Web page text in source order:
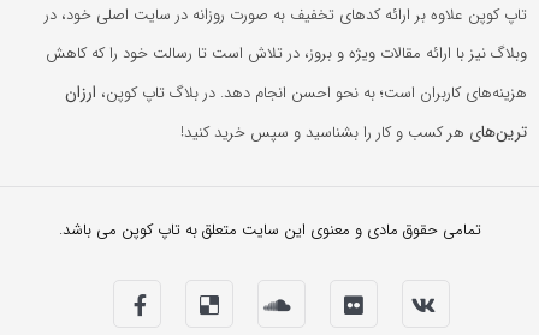
تاپ کوپن علاوه بر ارائه کدهای تخفیف به صورت روزانه در سایت اصلی خود، در
وبلاگ نیز با ارائه مقالات ویژه و بروز، در تلاش است تا رسالت خود را که کاهش
هزینه‌های کاربران است؛ به نحو احسن انجام دهد. در بلاگ تاپ کوپن، ارزان
ترین‌های هر کسب و کار را بشناسید و سپس خرید کنید!
تمامی حقوق مادی و معنوی این سایت متعلق به تاپ کوپن می باشد.